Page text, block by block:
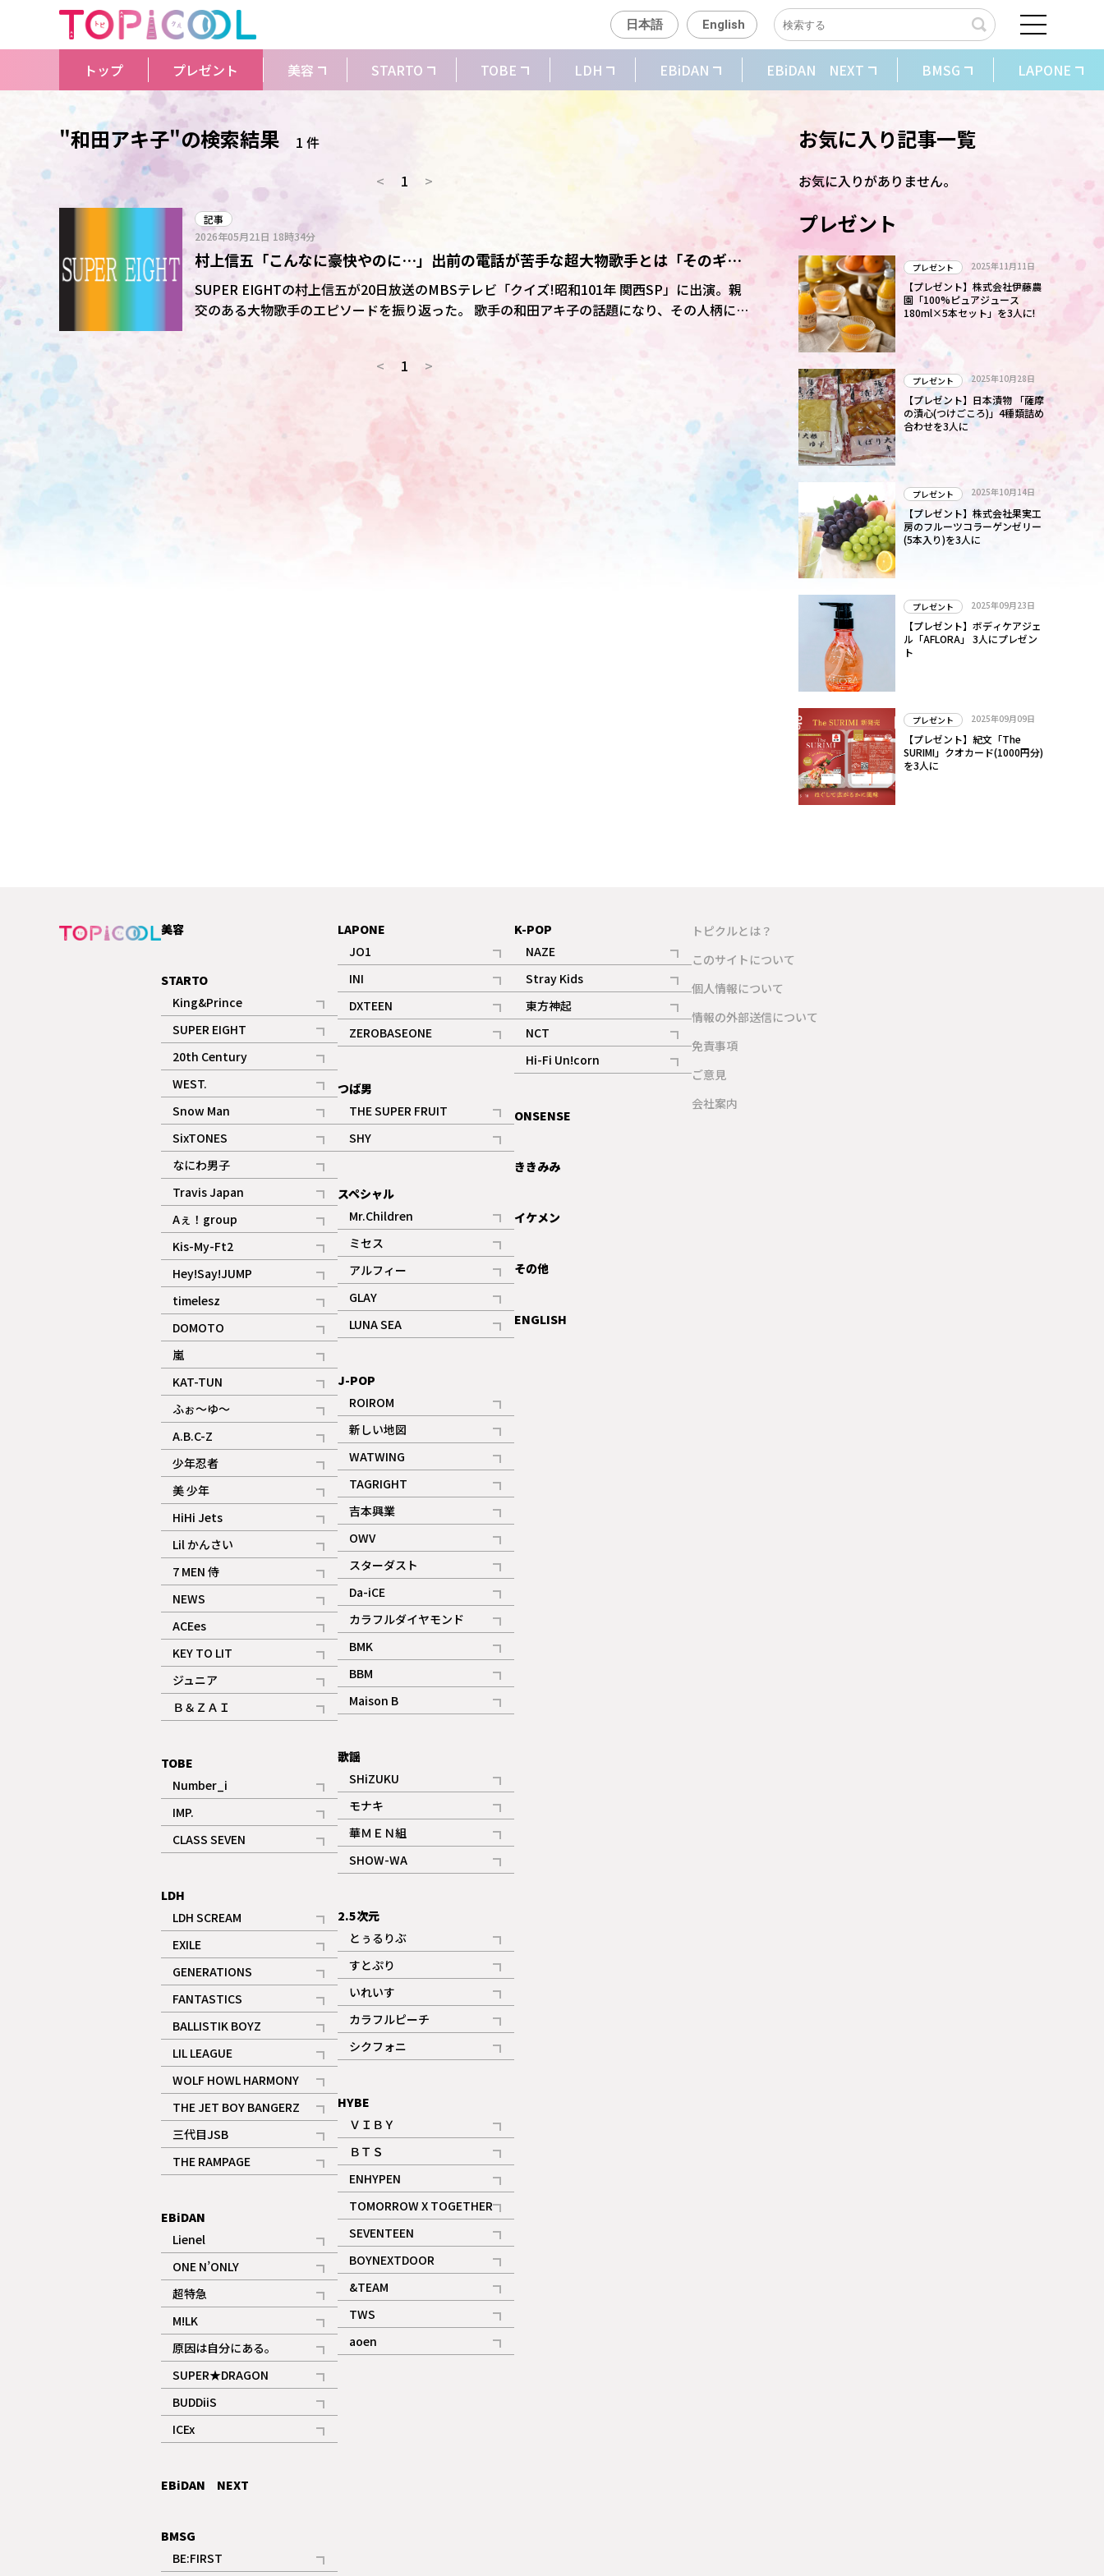
日本語 English
トップ プレゼント 美容 STARTO TOBE LDH EBiDAN EBiDAN NEXT BMSG LAPONE
"和田アキ子"の検索結果
1 件
<
1 >
記事
2026年05月21日 18時34分
村上信五「こんなに豪快やのに…」出前の電話が苦手な超大物歌手とは「そのギャ
ップいる?」
SUPER EIGHTの村上信五が20日放送のMBSテレビ「クイズ!昭和101年 関西SP」に出演。親
交のある大物歌手のエピソードを振り返った。 歌手の和田アキ子の話題になり、その人柄につ
いてMCの村上信五は「実はこんな凄いのに、こんな豪快やのに、人に“電話せぇ”、“電話せ
できないという話になり、その場のノリでスタッフが「じゃあピザを注文してくださいよ」と
< 1 >
お気に入り記事一覧
お気に入りがありません。
プレゼント
プレゼント 2025年11月11日
【プレゼント】株式会社伊藤農
園「100%ピュアジュース
180ml×5本セット」を3人に!
プレゼント 2025年10月28日
【プレゼント】日本漬物 「薩摩
の漬心(つけごころ)」4種類詰め
合わせを3人に
プレゼント 2025年10月14日
【プレゼント】株式会社果実工
房のフルーツコラーゲンゼリー
(5本入り)を3人に
プレゼント 2025年09月23日
【プレゼント】ボディケアジェ
ル「AFLORA」 3人にプレゼン
ト
プレゼント 2025年09月09日
【プレゼント】紀文「The
SURIMI」クオカード(1000円分)
を3人に
美容
STARTO
King&Prince
記事
SUPER EIGHT
記事
20th Century
記事
WEST.
記事
Snow Man
記事
ギャラリー
SixTONES
記事
ギャラリー
なにわ男子
記事
Travis Japan
記事
Aぇ！group
記事
Kis-My-Ft2
記事
ギャラリー
Hey!Say!JUMP
記事
timelesz
記事
DOMOTO
記事
嵐
記事
KAT-TUN
記事
ふぉ～ゆ～
記事
A.B.C-Z
記事
ギャラリー
少年忍者
記事
美 少年
記事
HiHi Jets
記事
Lil かんさい
記事
7 MEN 侍
記事
NEWS
記事
ACEes
記事
KEY TO LIT
記事
ジュニア
記事
Ｂ＆ＺＡＩ
記事
TOBE
Number_i
記事
IMP.
記事
CLASS SEVEN
記事
LDH
LDH SCREAM
記事
EXILE
記事
GENERATIONS
記事
FANTASTICS
記事
BALLISTIK BOYZ
記事
LIL LEAGUE
記事
WOLF HOWL HARMONY
記事
THE JET BOY BANGERZ
記事
三代目JSB
記事
THE RAMPAGE
記事
EBiDAN
Lienel
記事
ONE N’ONLY
記事
超特急
記事
ギャラリー
M!LK
記事
原因は自分にある。
記事
SUPER★DRAGON
記事
BUDDiiS
記事
ICEx
記事
EBiDAN NEXT
BMSG
BE:FIRST
LAPONE
JO1
記事
ギャラリー
INI
記事
ギャラリー
DXTEEN
記事
ギャラリー
ZEROBASEONE
記事
つば男
THE SUPER FRUIT
記事
ギャラリー
SHY
記事
スペシャル
Mr.Children
記事
ミセス
記事
アルフィー
記事
GLAY
記事
LUNA SEA
記事
J-POP
ROIROM
記事
新しい地図
記事
WATWING
記事
TAGRIGHT
記事
吉本興業
記事
OWV
記事
ギャラリー
スターダスト
記事
Da-iCE
記事
カラフルダイヤモンド
記事
BMK
記事
ギャラリー
BBM
記事
ギャラリー
Maison B
記事
歌謡
SHiZUKU
記事
モナキ
記事
華ＭＥＮ組
記事
SHOW-WA
記事
2.5次元
とぅるりぶ
記事
すとぷり
記事
ギャラリー
いれいす
記事
ギャラリー
カラフルピーチ
記事
シクフォニ
記事
HYBE
ＶＩＢＹ
記事
ＢＴＳ
記事
ENHYPEN
記事
TOMORROW X TOGETHER
記事
ギャラリー
SEVENTEEN
記事
BOYNEXTDOOR
記事
&TEAM
記事
ギャラリー
TWS
記事
aoen
記事
K-POP
NAZE
記事
Stray Kids
記事
東方神起
記事
NCT
記事
Hi-Fi Un!corn
記事
ONSENSE
ききみみ
イケメン
その他
ENGLISH
トピクルとは？
このサイトについて
個人情報について
情報の外部送信について
免責事項
ご意見
会社案内